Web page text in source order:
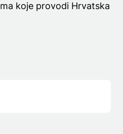
koje provodi Hrvatska